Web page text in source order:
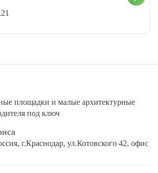
площадки и малые архитектурные
под ключ
г.Краснодар, ул.Котовского 42, офис